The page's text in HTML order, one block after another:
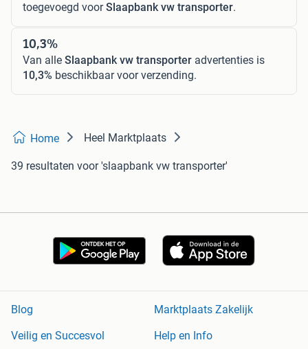
toegevoegd voorSlaapbank vw transporter.
10,3%
Van alle Slaapbank vw transporter advertenties is
10,3% beschikbaar voor verzending.
Home Heel Marktplaats
39 resultaten voor 'slaapbank vw transporter'
Blog
Marktplaats Zakelijk
Veilig en Succesvol
Help en Info